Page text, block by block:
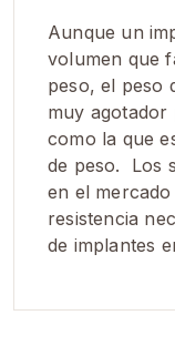
Aunque un
volumen que
peso, el peso
muy agotador
como la que
de peso. Los
en el
resistencia
de implantes